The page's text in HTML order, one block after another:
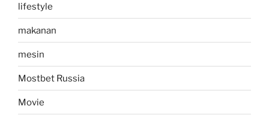
lifestyle
makanan
mesin
Mostbet Russia
Movie